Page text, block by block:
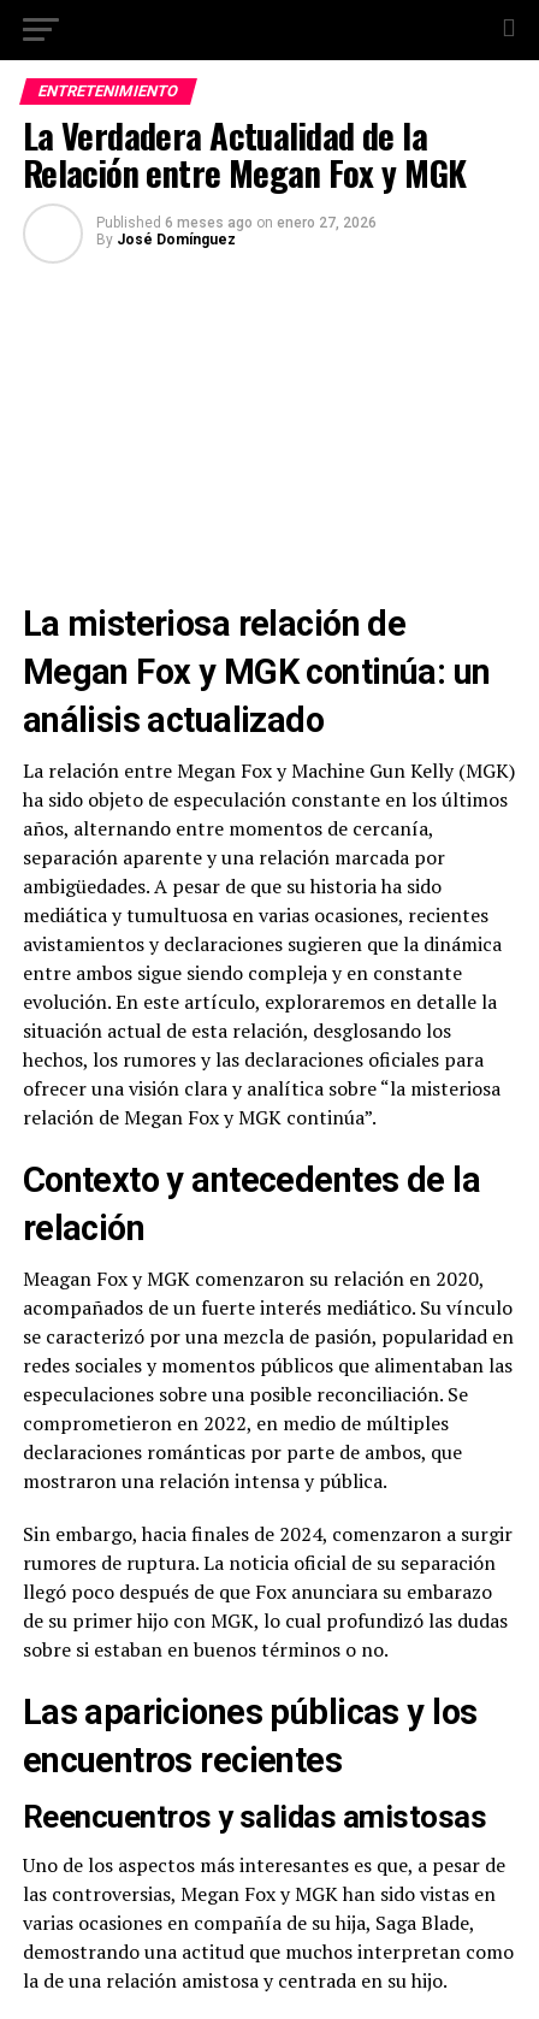
ENTRETENIMIENTO
La Verdadera Actualidad de la
Relación entre Megan Fox y MGK
Published 6 meses ago on enero 27, 2026
By José Domínguez
La misteriosa relación de
Megan Fox y MGK continúa: un
análisis actualizado
La relación entre Megan Fox y Machine Gun Kelly (MGK)
ha sido objeto de especulación constante en los últimos
años, alternando entre momentos de cercanía,
separación aparente y una relación marcada por
ambigüedades. A pesar de que su historia ha sido
mediática y tumultuosa en varias ocasiones, recientes
avistamientos y declaraciones sugieren que la dinámica
entre ambos sigue siendo compleja y en constante
evolución. En este artículo, exploraremos en detalle la
situación actual de esta relación, desglosando los
hechos, los rumores y las declaraciones oficiales para
ofrecer una visión clara y analítica sobre “la misteriosa
relación de Megan Fox y MGK continúa”.
Contexto y antecedentes de la
relación
Meagan Fox y MGK comenzaron su relación en 2020,
acompañados de un fuerte interés mediático. Su vínculo
se caracterizó por una mezcla de pasión, popularidad en
redes sociales y momentos públicos que alimentaban las
especulaciones sobre una posible reconciliación. Se
comprometieron en 2022, en medio de múltiples
declaraciones románticas por parte de ambos, que
mostraron una relación intensa y pública.
Sin embargo, hacia finales de 2024, comenzaron a surgir
rumores de ruptura. La noticia oficial de su separación
llegó poco después de que Fox anunciara su embarazo
de su primer hijo con MGK, lo cual profundizó las dudas
sobre si estaban en buenos términos o no.
Las apariciones públicas y los
encuentros recientes
Reencuentros y salidas amistosas
Uno de los aspectos más interesantes es que, a pesar de
las controversias, Megan Fox y MGK han sido vistas en
varias ocasiones en compañía de su hija, Saga Blade,
demostrando una actitud que muchos interpretan como
la de una relación amistosa y centrada en su hijo.